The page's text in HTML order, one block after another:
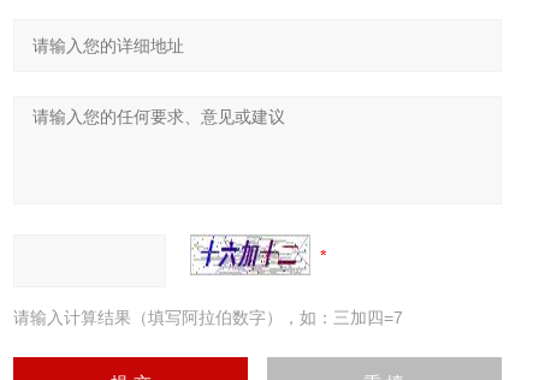
请输入计算结果（填写阿拉伯数字），如：三加四=7